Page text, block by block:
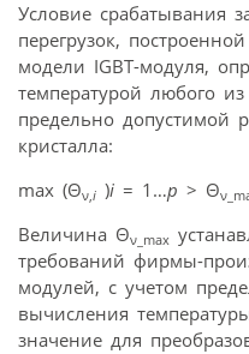
Условие срабатывания
перегрузок,
модели IGBT-модуля,
температурой любого
предельно допустимой
кристалла:
max (Θν,i )i = 1…p > Θν
Величина Θν_ max
требований фирмы-
модулей, с учетом
вычисления
значение для